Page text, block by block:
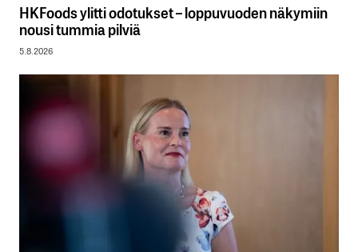
HKFoods ylitti odotukset – loppuvuoden näkymiin
nousi tummia pilviä
5.8.2026